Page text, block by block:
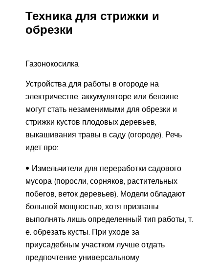
Техника для стрижки и
обрезки
Газонокосилка
Устройства для работы в огороде на
электричестве, аккумуляторе или бензине
могут стать незаменимыми для обрезки и
стрижки кустов плодовых деревьев,
выкашивания травы в саду (огороде). Речь
идет про:
Измельчители для переработки садового
мусора (поросли, сорняков, растительных
побегов, веток деревьев). Модели обладают
большой мощностью, хотя призваны
выполнять лишь определенный тип работы, т.
е. обрезать кусты. При уходе за
приусадебным участком лучше отдать
предпочтение универсальному